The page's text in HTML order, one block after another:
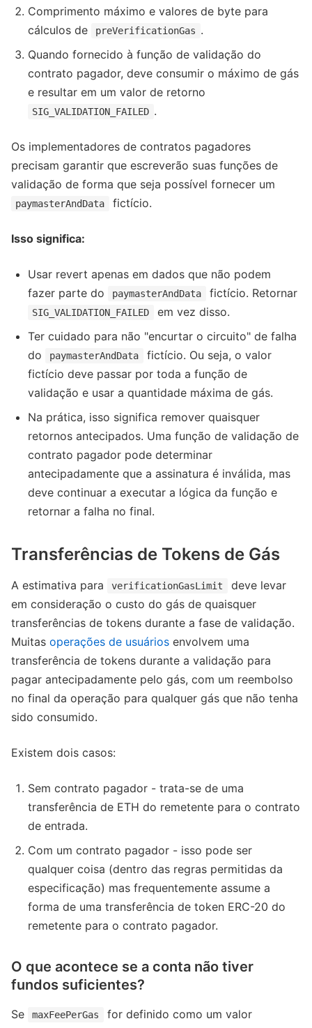
Comprimento máximo e valores de byte para
cálculos de
preVerificationGas .
Quando fornecido à função de validação do
contrato pagador, deve consumir o máximo de gás
e resultar em um valor de retorno
SIG_VALIDATION_FAILED .
Os implementadores de contratos pagadores
precisam garantir que escreverão suas funções de
validação de forma que seja possível fornecer um
paymasterAndData fictício.
Isso significa:
Usar revert apenas em dados que não podem
fazer parte do
paymasterAndData fictício. Retornar
SIG_VALIDATION_FAILED
em vez disso.
Ter cuidado para não "encurtar o circuito" de falha
do
paymasterAndData
fictício. Ou seja, o valor
fictício deve passar por toda a função de
validação e usar a quantidade máxima de gás.
Na prática, isso significa remover quaisquer
retornos antecipados. Uma função de validação de
contrato pagador pode determinar
antecipadamente que a assinatura é inválida, mas
deve continuar a executar a lógica da função e
retornar a falha no final.
Transferências de Tokens de Gás
A estimativa para verificationGasLimit
deve levar
em consideração o custo do gás de quaisquer
transferências de tokens durante a fase de validação.
Muitas operações de usuários envolvem uma
transferência de tokens durante a validação para
pagar antecipadamente pelo gás, com um reembolso
no final da operação para qualquer gás que não tenha
sido consumido.
Existem dois casos:
Sem contrato pagador - trata-se de uma
transferência de ETH do remetente para o contrato
de entrada.
Com um contrato pagador - isso pode ser
qualquer coisa (dentro das regras permitidas da
especificação) mas frequentemente assume a
forma de uma transferência de token ERC-20 do
remetente para o contrato pagador.
O que acontece se a conta não tiver
fundos suficientes?
Se maxFeePerGas
for definido como um valor